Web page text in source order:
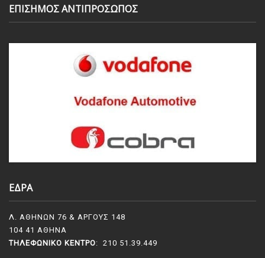
ΕΠΙΣΗΜΟΣ ΑΝΤΙΠΡΟΣΩΠΟΣ
ΕΔΡΑ
Λ. ΑΘΗΝΩΝ 76 & ΑΡΓΟΥΣ 148
104 41 ΑΘΗΝΑ
ΤΗΛΕΦΩΝΙΚΌ ΚΈΝΤΡΟ: 210 51.39.449